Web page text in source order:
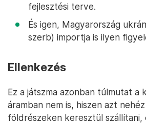
fejlesztési terve.
És igen, Magyarország
szerb) importja is ilyen
Ellenkezés
Ez a játszma azonban túlmutat a
áramban nem is, hiszen azt
földrészeken keresztül szállítani,